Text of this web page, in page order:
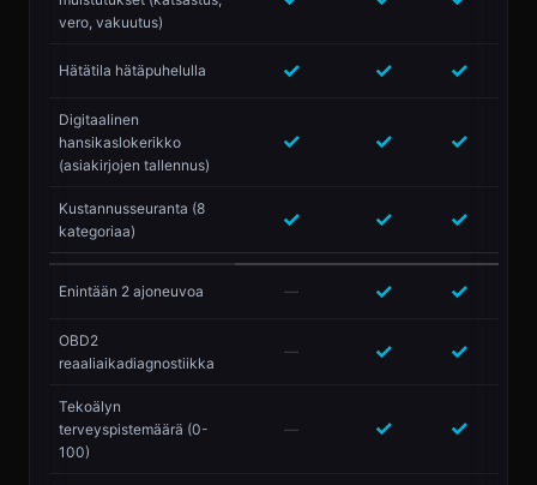
vero, vakuutus)
Hätätila hätäpuhelulla ✓ ✓ ✓
Digitaalinen
hansikaslokerikko
(asiakirjojen tallennus)
✓ ✓ ✓
Kustannusseuranta (8
kategoriaa)
✓ ✓ ✓
Enintään 2 ajoneuvoa — ✓ ✓
OBD2
reaaliaikadiagnostiikka
— ✓ ✓
Tekoälyn
terveyspistemäärä (0-
100)
— ✓ ✓